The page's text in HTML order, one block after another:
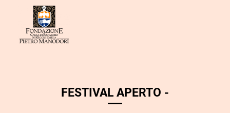
FESTIVAL APERTO -